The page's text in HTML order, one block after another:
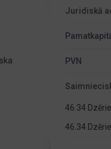
Juridiskā
PVN
46.34
46.34